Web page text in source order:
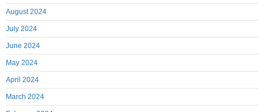
August 2024
July 2024
June 2024
May 2024
April 2024
March 2024